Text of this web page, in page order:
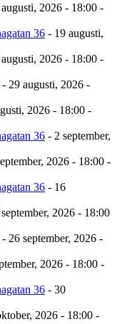
2026 - 18:00 -
36 - 19 augusti,
2026 - 18:00 -
- 29 augusti, 2026 -
2026 - 18:00 -
36 - 2 september,
2026 - 18:00 -
36 - 16
2026 - 18:00
- 26 september, 2026 -
2026 - 18:00 -
36 - 30
2026 - 18:00 -